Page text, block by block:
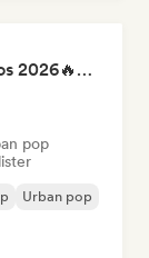
Dj Mix enganchados 😎 Exitos 2026🔥🔥🫦
pop
Urban pop